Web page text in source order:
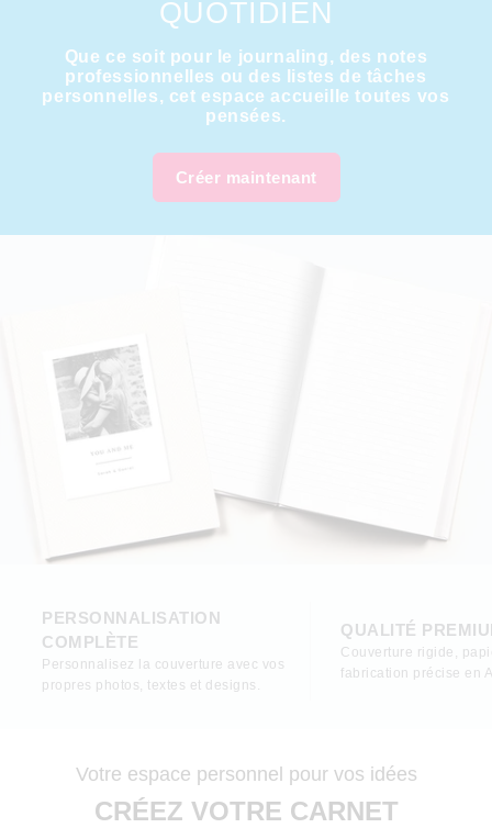
QUOTIDIEN
Que ce soit pour le journaling, des notes
professionnelles ou des listes de tâches
personnelles, cet espace accueille toutes vos
pensées.
Créer maintenant
PERSONNALISATION
COMPLÈTE
Personnalisez la couverture avec vos
propres photos, textes et designs.
QUALITÉ
Couverture rigide,
fabrication précise en
Votre espace personnel pour vos idées
CRÉEZ VOTRE CARNET